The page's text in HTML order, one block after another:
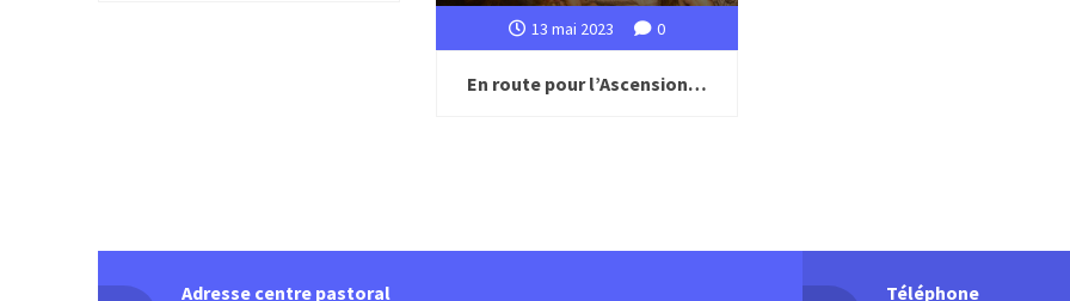
13 mai 2023 0
En route pour l’Ascension…
Adresse centre pastoral Téléphone